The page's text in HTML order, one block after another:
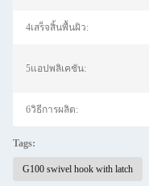
4เสร็จสิ้นพื้นผิว:
5แอปพลิเคชัน:
6วิธีการผลิต:
Tags:
G100 swivel hook with latch